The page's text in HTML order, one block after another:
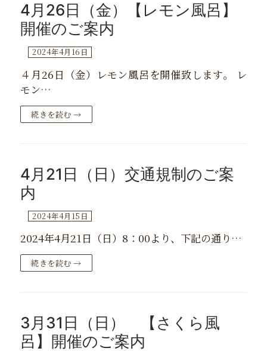
4月26日（金）【レモン風呂】
開催のご案内
2024年4月16日
４月26日（金）レモン風呂を開催致します。 レ
モン…
続きを読む →
4月21日（日）交通規制のご案
内
2024年4月15日
2024年4月21日（日）8：00より、下記の通り…
続きを読む →
3月31日（日） 【さくら風
呂】開催のご案内